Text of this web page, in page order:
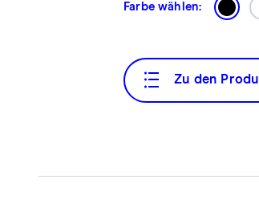
Farbe wählen:
Zu den